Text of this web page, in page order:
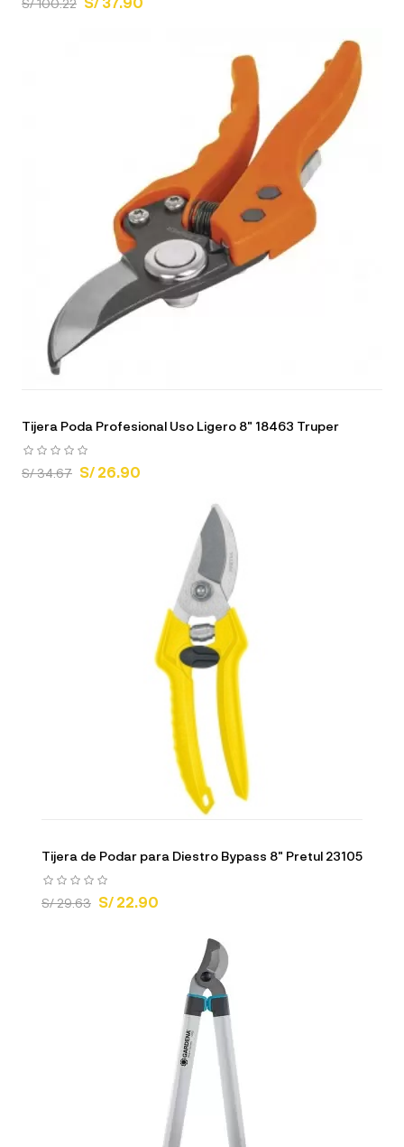
S/ 100.22
Tijera Poda Profesional Uso Ligero 8" 18463 Truper
S/ 34.67 S/ 26.90
Tijera de Podar para Diestro Bypass 8" Pretul 23105
S/ 29.63 S/ 22.90